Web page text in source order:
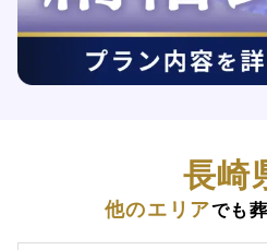
長崎
他のエリアでも